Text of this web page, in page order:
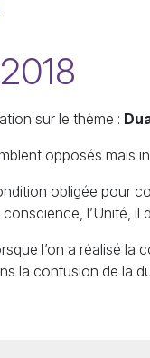
sur le thème :
opposés mais
obligée pour
l’Unité, il
l’on a réalisé
la confusion de la